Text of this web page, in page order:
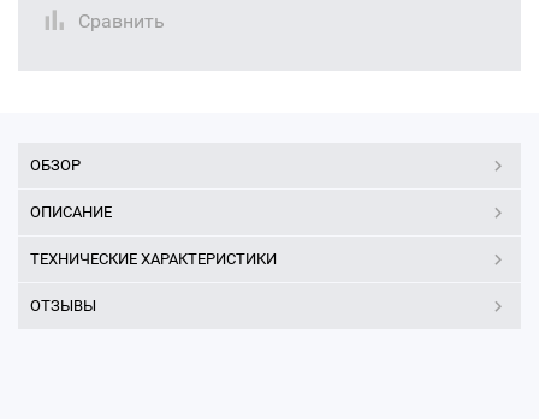
Сравнить
ОБЗОР
ОПИСАНИЕ
ТЕХНИЧЕСКИЕ ХАРАКТЕРИСТИКИ
ОТЗЫВЫ